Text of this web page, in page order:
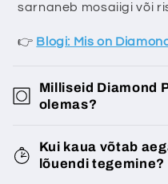
sarnaneb mosaiigi või
👉 Blogi: Mis on
Milliseid Diamond
olemas?
Kui kaua võtab
lõuendi tegemine?